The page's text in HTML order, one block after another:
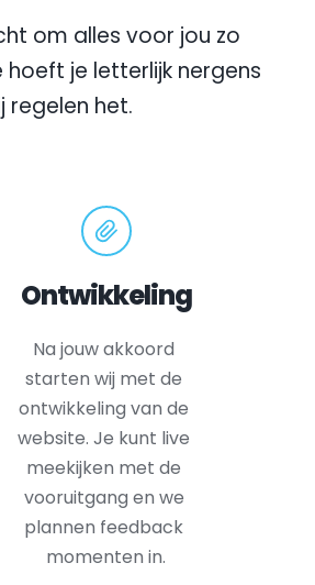
om alles voor jou zo
je letterlijk nergens
regelen het.
Ontwikkeling
Na jouw akkoord
starten wij met de
ontwikkeling van de
website. Je kunt live
meekijken met de
vooruitgang en we
plannen feedback
momenten in.